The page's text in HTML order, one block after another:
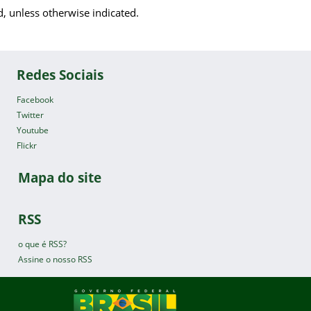
unless otherwise indicated.
Redes Sociais
Facebook
Twitter
Youtube
Flickr
Mapa do site
RSS
o que é RSS?
Assine o nosso RSS